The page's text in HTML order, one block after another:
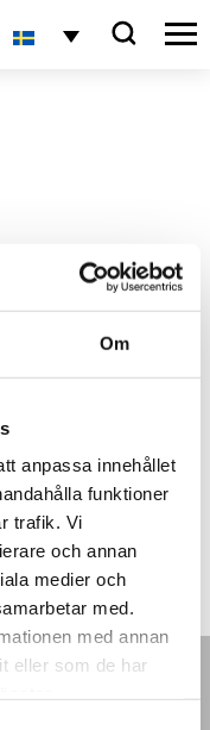
Om
anpassa innehållet
funktioner
trafik. Vi
och annan
medier och
med.
med annan
eller som de har
prober
LÄS MER